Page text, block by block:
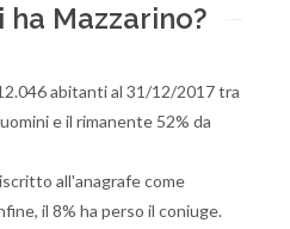
Mazzarino?
abitanti al 31/12/2017 tra
e il rimanente 52% da
all'anagrafe come
il 8% ha perso il coniuge.